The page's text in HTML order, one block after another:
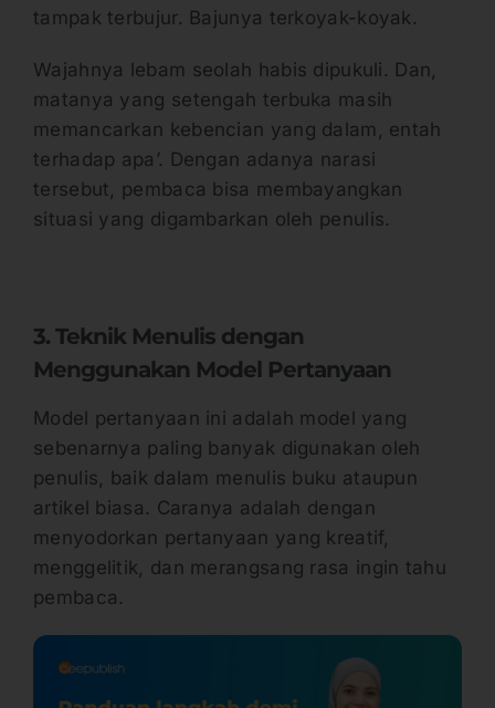
tampak terbujur. Bajunya terkoyak-koyak.
Wajahnya lebam seolah habis dipukuli. Dan,
matanya yang setengah terbuka masih
memancarkan kebencian yang dalam, entah
terhadap apa’. Dengan adanya narasi
tersebut, pembaca bisa membayangkan
situasi yang digambarkan oleh penulis.
3. Teknik Menulis dengan
Menggunakan Model Pertanyaan
Model pertanyaan ini adalah model yang
sebenarnya paling banyak digunakan oleh
penulis, baik dalam menulis buku ataupun
artikel biasa. Caranya adalah dengan
menyodorkan pertanyaan yang kreatif,
menggelitik, dan merangsang rasa ingin tahu
pembaca.